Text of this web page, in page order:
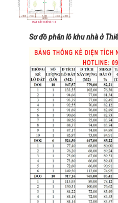
Sơ đồ phân lô khu nhà ở